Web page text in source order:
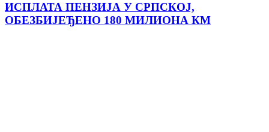
ИСПЛАТА ПЕНЗИЈА У СРПСКОЈ,
ОБЕЗБИЈЕЂЕНО 180 МИЛИОНА КМ